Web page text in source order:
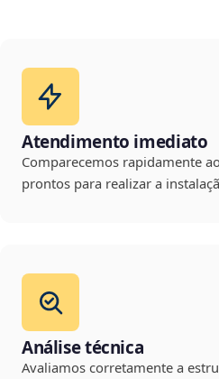
Atendimento imediato
Comparecemos rapidamente
prontos para realizar a
Análise técnica
Avaliamos corretamente a